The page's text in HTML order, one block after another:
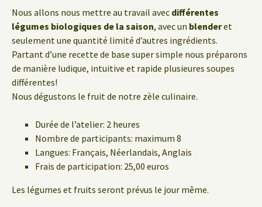
Nous allons nous mettre au travail avec différentes
légumes biologiques de la saison, avec un blenderet
seulement une quantité limité d’autres ingrédients.
Partant d’une recette de base super simple nous préparons
de manière ludique, intuitive et rapide plusieures soupes
différentes!
Nous dégustons le fruit de notre zèle culinaire.
Durée de l’atelier: 2 heures
Nombre de participants: maximum 8
Langues: Français, Néerlandais, Anglais
Frais de participation: 25,00 euros
Les légumes et fruits seront prévus le jour même.